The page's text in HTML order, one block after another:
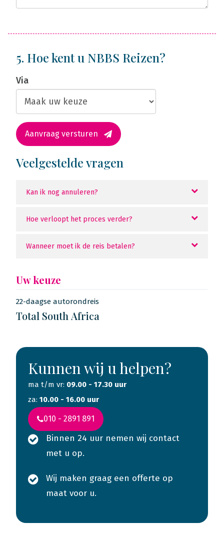
5. Hoe kent u NBBS Reizen?
Via
Aanvraag versturen
Veelgestelde vragen
Kan ik nog annuleren?
Hoe verloopt het proces verder?
Wanneer moet ik de reis betalen?
Uw keuze
22-daagse autorondreis
Total South Africa
Kunnen wij u helpen?
ma t/m vr: 09.00 - 17.30 uur
za: 10.00 - 16.00 uur
010 - 2891 891
Binnen 24 uur nemen wij contact
met u op.
Wij maken graag een offerte op
maat voor u.